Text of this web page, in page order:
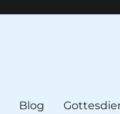
Blog